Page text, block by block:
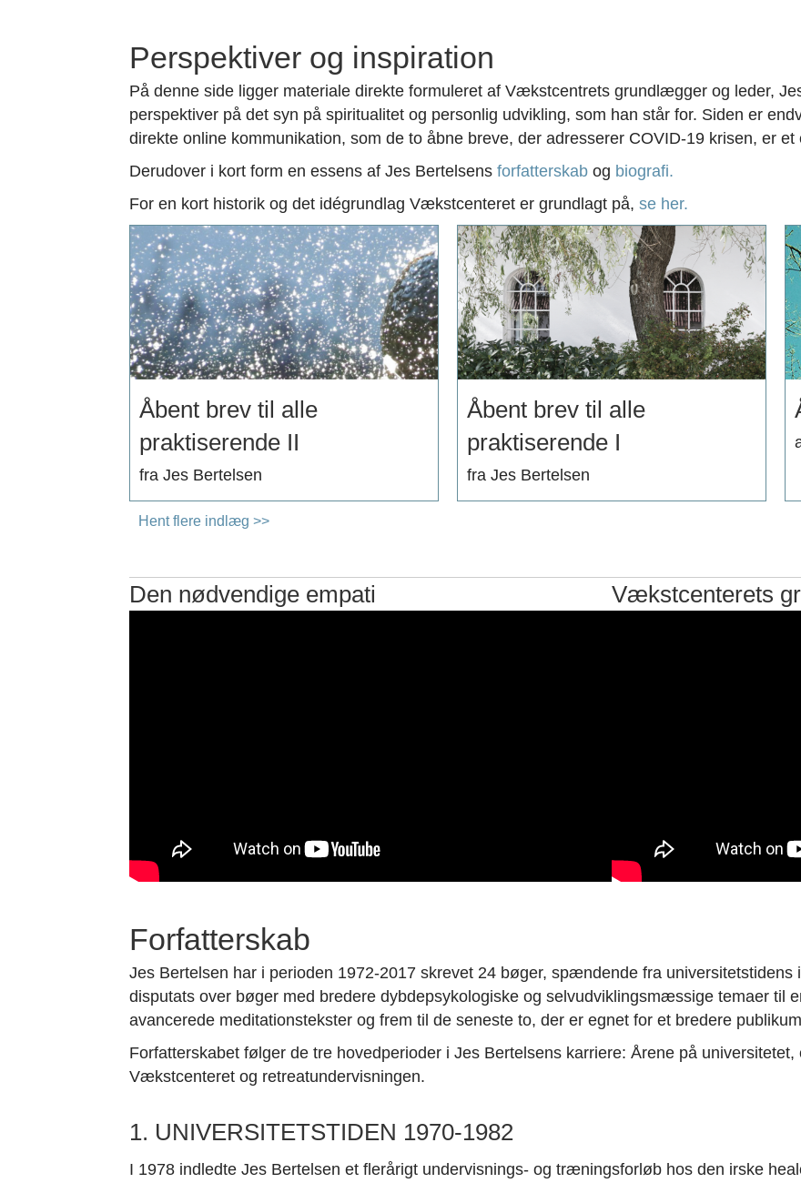
Perspektiver og inspiration
På denne side ligger materiale direkte formuleret af Vækstcentrets grundlægger og leder,
perspektiver på det syn på spiritualitet og personlig udvikling, som han står for. Siden er
direkte online kommunikation, som de to åbne breve, der adresserer COVID-19 krisen, er et
Derudover i kort form en essens af Jes Bertelsens forfatterskab og biografi.
For en kort historik og det idégrundlag Vækstcenteret er grundlagt på, se her.
Åbent brev til alle
praktiserende II
fra Jes Bertelsen
Åbent brev til alle
praktiserende I
fra Jes Bertelsen
Hent flere indlæg >>
Den nødvendige empati Vækstcenterets
Forfatterskab
Jes Bertelsen har i perioden 1972-2017 skrevet 24 bøger, spændende fra universitetstidens
disputats over bøger med bredere dybdepsykologiske og selvudviklingsmæssige temaer til
avancerede meditationstekster og frem til de seneste to, der er egnet for et bredere
Forfatterskabet følger de tre hovedperioder i Jes Bertelsens karriere: Årene på
Vækstcenteret og retreatundervisningen.
1. UNIVERSITETSTIDEN 1970-1982
I 1978 indledte Jes Bertelsen et flerårigt undervisnings- og træningsforløb hos den irske